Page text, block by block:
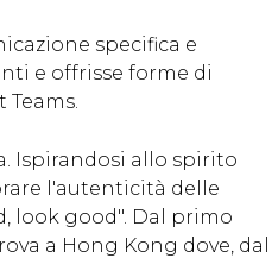
specifica e
e offrisse forme di
Ispirandosi allo spirito
l'autenticità delle
look good". Dal primo
a Hong Kong dove, dal